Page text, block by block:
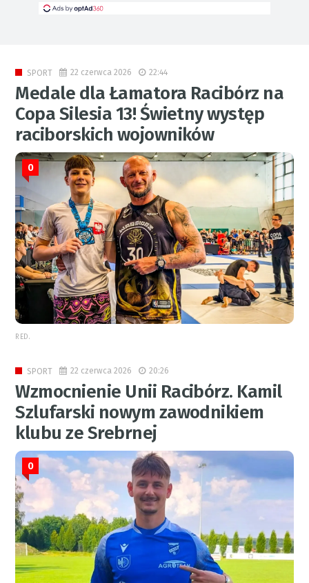
SPORT 22 czerwca 2026 22:44
Medale dla Łamatora Racibórz na
Copa Silesia 13! Świetny występ
raciborskich wojowników
0
RED.
SPORT 22 czerwca 2026 20:26
Wzmocnienie Unii Racibórz. Kamil
Szlufarski nowym zawodnikiem
klubu ze Srebrnej
0